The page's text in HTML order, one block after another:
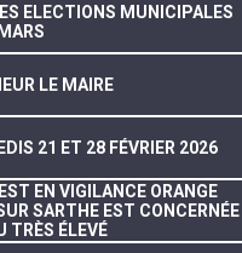
ELECTIONS MUNICIPALES
LE MAIRE
21 ET 28 FÉVRIER 2026
EN VIGILANCE ORANGE
SARTHE EST CONCERNÉE
TRÈS ÉLEVÉ